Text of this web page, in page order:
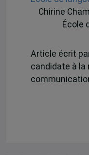
Chirine
École
Article écrit
candidate à la